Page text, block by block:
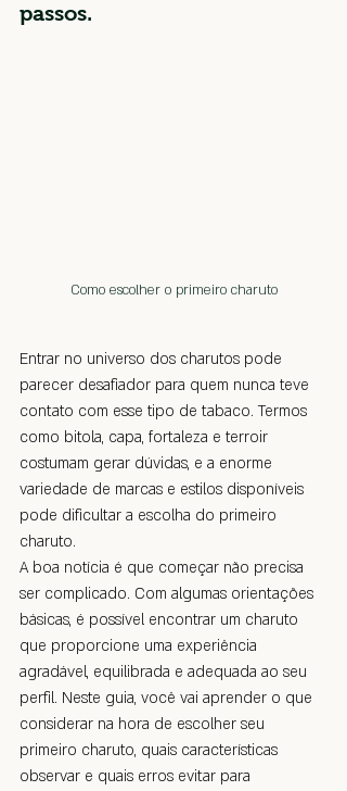
passos.
Como escolher o primeiro charuto
Entrar no universo dos charutos pode
parecer desafiador para quem nunca teve
contato com esse tipo de tabaco. Termos
como bitola, capa, fortaleza e terroir
costumam gerar dúvidas, e a enorme
variedade de marcas e estilos disponíveis
pode dificultar a escolha do primeiro
charuto.
A boa notícia é que começar não precisa
ser complicado. Com algumas orientações
básicas, é possível encontrar um charuto
que proporcione uma experiência
agradável, equilibrada e adequada ao seu
perfil. Neste guia, você vai aprender o que
considerar na hora de escolher seu
primeiro charuto, quais características
observar e quais erros evitar para